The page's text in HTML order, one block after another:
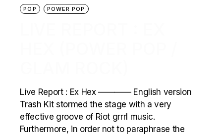
POP POWER POP
Live Report : Ex Hex ———— English version
Trash Kit stormed the stage with a very
effective groove of Riot grrrl music.
Furthermore, in order not to paraphrase the